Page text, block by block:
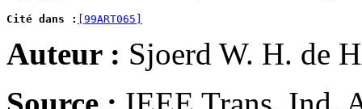
Cité dans : [99ART065]
Auteur : Sjoerd W. H. de